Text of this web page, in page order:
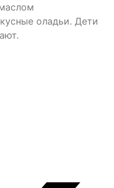
оладьи. Дети